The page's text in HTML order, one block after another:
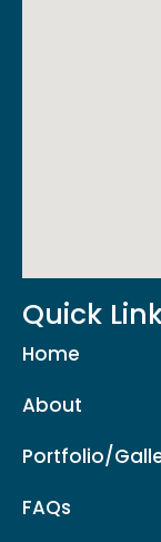
Quick
Home
About
Portfolio/
FAQs